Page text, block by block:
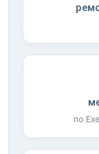
по